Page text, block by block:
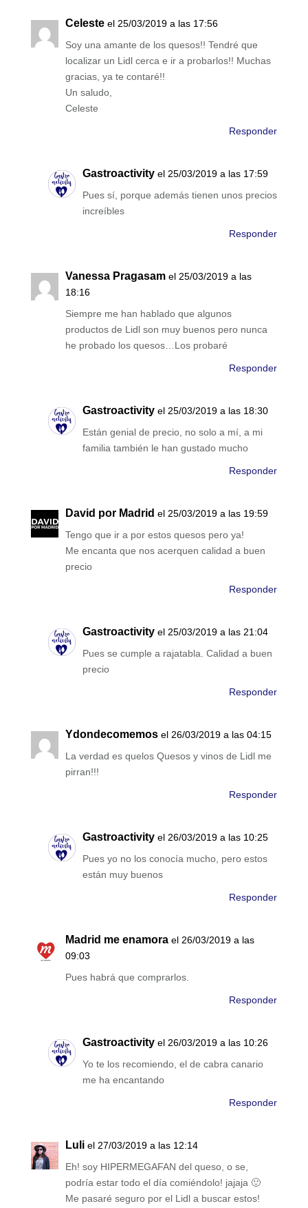
Celeste el 25/03/2019 a las 17:56
Soy una amante de los quesos!! Tendré que
localizar un Lidl cerca e ir a probarlos!! Muchas
gracias, ya te contaré!!
Un saludo,
Celeste
Responder
Gastroactivity el 25/03/2019 a las 17:59
Pues sí, porque además tienen unos precios
increíbles
Responder
Vanessa Pragasam el 25/03/2019 a las
18:16
Siempre me han hablado que algunos
productos de Lidl son muy buenos pero nunca
he probado los quesos…Los probaré
Responder
Gastroactivity el 25/03/2019 a las 18:30
Están genial de precio, no solo a mí, a mi
familia también le han gustado mucho
Responder
David por Madrid el 25/03/2019 a las 19:59
Tengo que ir a por estos quesos pero ya!
Me encanta que nos acerquen calidad a buen
precio
Responder
Gastroactivity el 25/03/2019 a las 21:04
Pues se cumple a rajatabla. Calidad a buen
precio
Responder
Ydondecomemos el 26/03/2019 a las 04:15
La verdad es quelos Quesos y vinos de Lidl me
pirran!!!
Responder
Gastroactivity el 26/03/2019 a las 10:25
Pues yo no los conocía mucho, pero estos
están muy buenos
Responder
Madrid me enamora el 26/03/2019 a las
09:03
Pues habrá que comprarlos.
Responder
Gastroactivity el 26/03/2019 a las 10:26
Yo te los recomiendo, el de cabra canario
me ha encantando
Responder
Luli el 27/03/2019 a las 12:14
Eh! soy HIPERMEGAFAN del queso, o se,
podría estar todo el día comiéndolo! jajaja 🙂
Me pasaré seguro por el Lidl a buscar estos!